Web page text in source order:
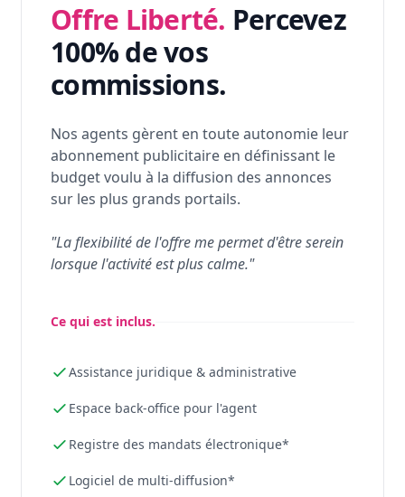
Offre Liberté. Percevez
100% de vos
commissions.
Nos agents gèrent en toute autonomie leur
abonnement publicitaire en définissant le
budget voulu à la diffusion des annonces
sur les plus grands portails.
"La flexibilité de l'offre me permet d'être serein
lorsque l'activité est plus calme."
Ce qui est inclus.
Assistance juridique & administrative
Espace back-office pour l'agent
Registre des mandats électronique*
Logiciel de multi-diffusion*